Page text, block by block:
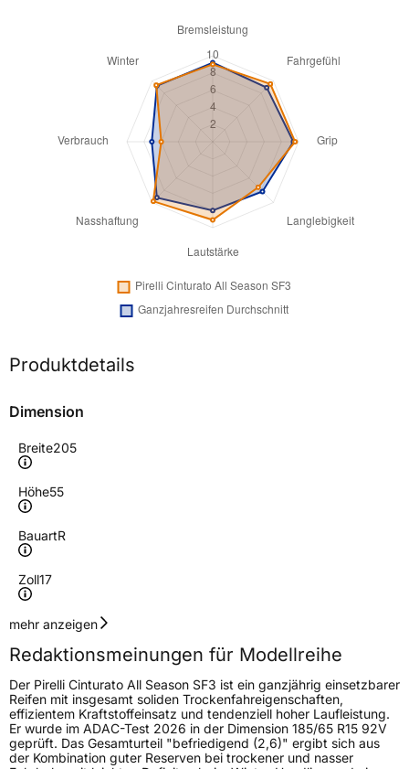
Produktdetails
Dimension
Breite205
Höhe55
BauartR
Zoll17
Geschwindigkeitsindex
Höchstgeschwindigkeit
240 km/h
Lastindex95
Höchstlast690 kg
mehr anzeigen
Redaktionsmeinungen für Modellreihe
Der Pirelli Cinturato All Season SF3 ist ein ganzjährig einsetzbarer
Reifen mit insgesamt soliden Trockenfahreigenschaften,
effizientem Kraftstoffeinsatz und tendenziell hoher Laufleistung.
Er wurde im ADAC-Test 2026 in der Dimension 185/65 R15 92V
geprüft. Das Gesamturteil "befriedigend (2,6)" ergibt sich aus
der Kombination guter Reserven bei trockener und nasser